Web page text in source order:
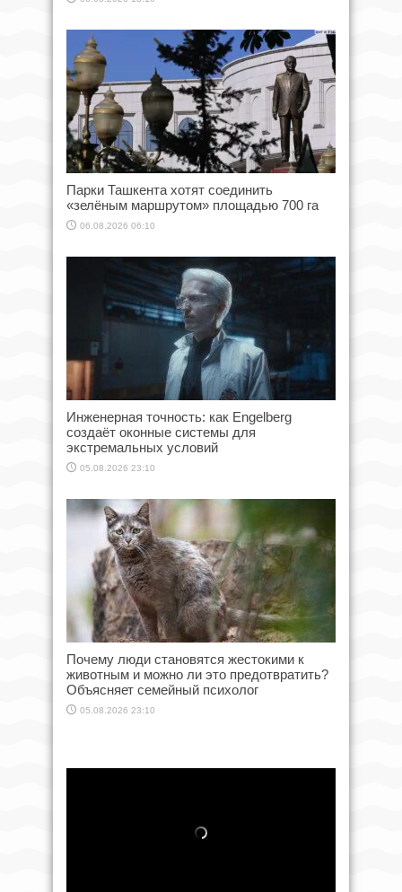
Парки Ташкента хотят соединить
«зелёным маршрутом» площадью 700 га
06.08.2026 06:10
Инженерная точность: как Engelberg
создаёт оконные системы для
экстремальных условий
05.08.2026 23:10
Почему люди становятся жестокими к
животным и можно ли это предотвратить?
Объясняет семейный психолог
05.08.2026 23:10